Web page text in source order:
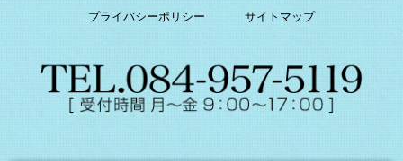
プライバシーポリシー サイトマップ